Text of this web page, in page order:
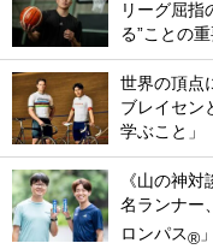
リーグ屈指
る”ことの
世界の頂点
ブレイセン
学ぶこと」
《山の神
名ランナー
ロンパス®